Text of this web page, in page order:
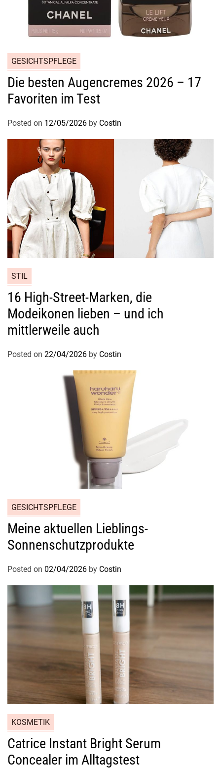
n
s
u
e
H
e
GESICHTSPFLEGE
Die besten Augencremes 2026 – 17
Favoriten im Test
Posted on 12/05/2026 by Costin
STIL
16 High-Street-Marken, die
Modeikonen lieben – und ich
mittlerweile auch
Posted on 22/04/2026 by Costin
GESICHTSPFLEGE
Meine aktuellen Lieblings-
Sonnenschutzprodukte
Posted on 02/04/2026 by Costin
KOSMETIK
Catrice Instant Bright Serum
Concealer im Alltagstest